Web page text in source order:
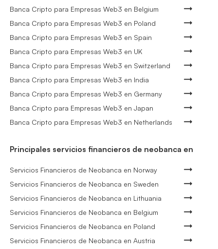
Banca Cripto para Empresas Web3 en Belgium
Banca Cripto para Empresas Web3 en Poland
Banca Cripto para Empresas Web3 en Spain
Banca Cripto para Empresas Web3 en UK
Banca Cripto para Empresas Web3 en Switzerland
Banca Cripto para Empresas Web3 en India
Banca Cripto para Empresas Web3 en Germany
Banca Cripto para Empresas Web3 en Japan
Banca Cripto para Empresas Web3 en Netherlands
Principales servicios financieros de neobanca en
Servicios Financieros de Neobanca en Norway
Servicios Financieros de Neobanca en Sweden
Servicios Financieros de Neobanca en Lithuania
Servicios Financieros de Neobanca en Belgium
Servicios Financieros de Neobanca en Poland
Servicios Financieros de Neobanca en Austria